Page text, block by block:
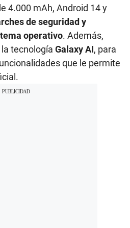
4.000 mAh, Android 14 y
de seguridad y
operativo. Además,
tecnología Galaxy AI, para
que le permite